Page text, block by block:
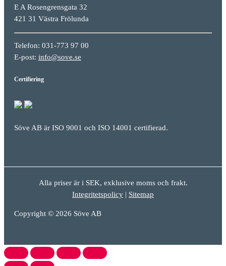
E A Rosengrensgata 32
421 31 Västra Frölunda
Telefon: 031-773 97 00
E-post: info@sove.se
Certifiering
Söve AB är ISO 9001 och ISO 14001 certifierad.
Alla priser är i SEK, exklusive moms och frakt.
Integritetspolicy | Sitemap
Copyright © 2026 Söve AB